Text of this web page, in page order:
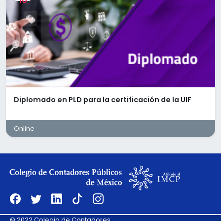
coordination with HR and payroll teams.
Book collections, early payments, and pay-
off transactions; perform portfolio-level
reconciliations between the loan
management system and the general
ledger.
Review and validate journal entries
prepared by junior analysts before posting
to ensure accuracy, completeness, and
proper documentation.
Reporting &amp; Month-End Close
assigned entities or portfolios and
closing deadlines.
Prepare and review workpapers for monthly
close, ensuring accurate balances and
documentation.
Support te preparation of financial
Diplomado en PLD para la certificación de la UIF
Online